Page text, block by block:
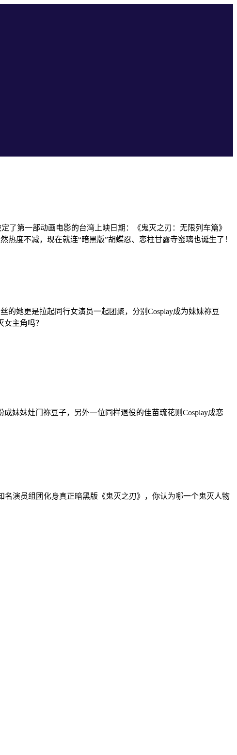
了第一部动画电影的台湾上映日期：《鬼灭之刃：无限列车篇》
度不减，现在就连“暗黑版”胡蝶忍、恋柱甘露寺蜜璃也诞生了！
她更是拉起同行女演员一起团聚，分别Cosplay成为妹妹祢豆
主角吗？
成妹妹灶门祢豆子，另外一位同样退役的佳苗琉花则Cosplay成恋
演员组团化身真正暗黑版《鬼灭之刃》，你认为哪一个鬼灭人物